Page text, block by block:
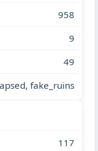
958
9
49
fake_ruins
117